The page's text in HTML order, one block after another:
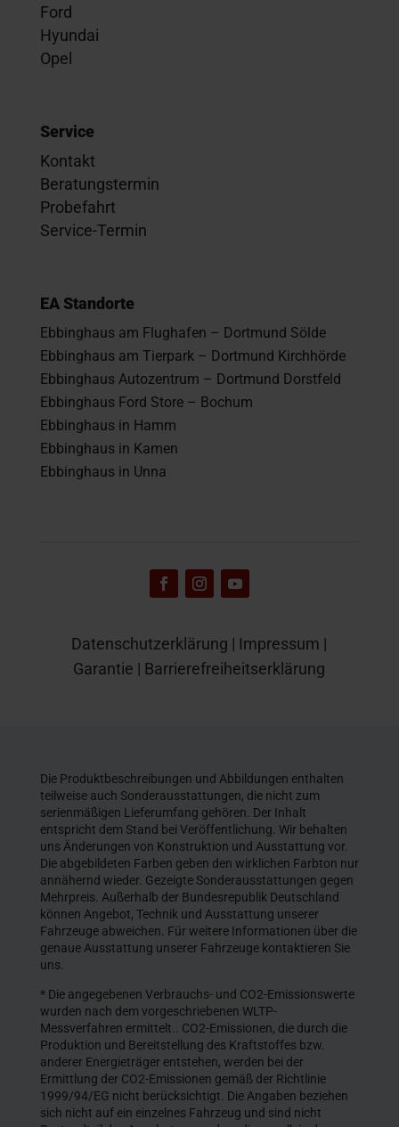
Ford
Hyundai
Opel
Service
Kontakt
Beratungstermin
Probefahrt
Service-Termin
EA Standorte
Ebbinghaus am Flughafen – Dortmund Sölde
Ebbinghaus am Tierpark – Dortmund Kirchhörde
Ebbinghaus Autozentrum – Dortmund Dorstfeld
Ebbinghaus Ford Store – Bochum
Ebbinghaus in Hamm
Ebbinghaus in Kamen
Ebbinghaus in Unna
Datenschutzerklärung | Impressum |
Garantie | Barrierefreiheitserklärung
Die Produktbeschreibungen und Abbildungen enthalten
teilweise auch Sonderausstattungen, die nicht zum
serienmäßigen Lieferumfang gehören. Der Inhalt
entspricht dem Stand bei Veröffentlichung. Wir behalten
uns Änderungen von Konstruktion und Ausstattung vor.
Die abgebildeten Farben geben den wirklichen Farbton nur
annähernd wieder. Gezeigte Sonderausstattungen gegen
Mehrpreis. Außerhalb der Bundesrepublik Deutschland
können Angebot, Technik und Ausstattung unserer
Fahrzeuge abweichen. Für weitere Informationen über die
genaue Ausstattung unserer Fahrzeuge kontaktieren Sie
uns.
* Die angegebenen Verbrauchs- und CO2-Emissionswerte
wurden nach dem vorgeschriebenen WLTP-
Messverfahren ermittelt.. CO2-Emissionen, die durch die
Produktion und Bereitstellung des Kraftstoffes bzw.
anderer Energieträger entstehen, werden bei der
Ermittlung der CO2-Emissionen gemäß der Richtlinie
1999/94/EG nicht berücksichtigt. Die Angaben beziehen
sich nicht auf ein einzelnes Fahrzeug und sind nicht